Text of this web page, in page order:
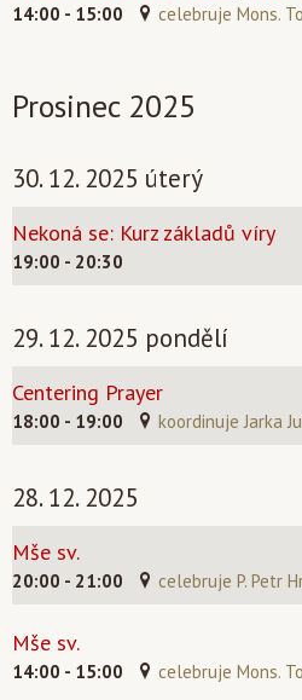
14:00 - 15:00 celebruje Mons.
Prosinec 2025
30. 12. 2025 úterý
Nekoná se: Kurz základů víry
19:00 - 20:30
29. 12. 2025 pondělí
Centering Prayer
18:00 - 19:00 koordinuje Jarka
28. 12. 2025
Mše sv.
20:00 - 21:00 celebruje P. Petr
Mše sv.
14:00 - 15:00 celebruje Mons.